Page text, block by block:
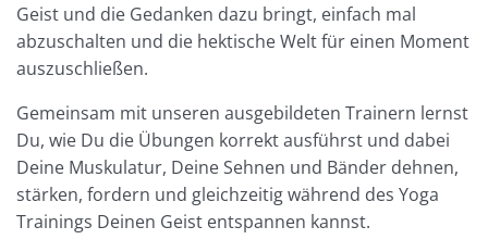
Geist und die Gedanken dazu bringt, einfach mal
abzuschalten und die hektische Welt für einen Moment
auszuschließen.
Gemeinsam mit unseren ausgebildeten Trainern lernst
Du, wie Du die Übungen korrekt ausführst und dabei
Deine Muskulatur, Deine Sehnen und Bänder dehnen,
stärken, fordern und gleichzeitig während des Yoga
Trainings Deinen Geist entspannen kannst.